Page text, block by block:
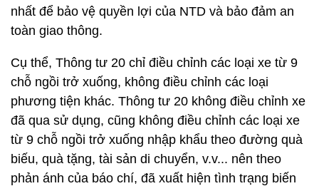
nhất để bảo vệ quyền lợi của NTD và bảo đảm an
toàn giao thông.
Cụ thể, Thông tư 20 chỉ điều chỉnh các loại xe từ 9
chỗ ngồi trở xuống, không điều chỉnh các loại
phương tiện khác. Thông tư 20 không điều chỉnh xe
đã qua sử dụng, cũng không điều chỉnh các loại xe
từ 9 chỗ ngồi trở xuống nhập khẩu theo đường quà
biếu, quà tặng, tài sản di chuyển, v.v... nên theo
phản ánh của báo chí, đã xuất hiện tình trạng biến